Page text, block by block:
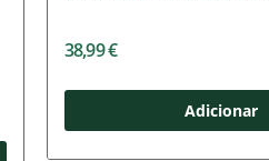
38,99 €
Adicionar